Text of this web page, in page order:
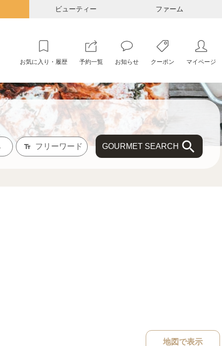
ビューティー ファーム
お気に入り・履歴 予約一覧 お知らせ クーポン マイページ
GOURMET SEARCH
地図で表示